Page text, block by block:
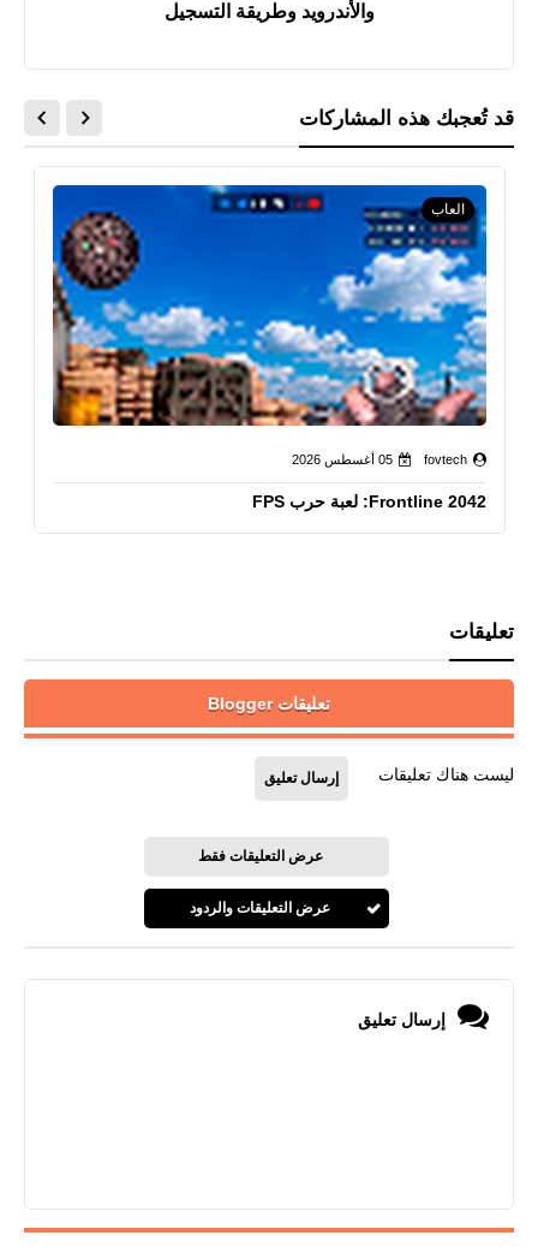
والأندرويد وطريقة التسجيل
قد تُعجبك هذه المشاركات
العاب
fovtech 05 أغسطس 2026
Frontline 2042: لعبة حرب FPS
تعليقات
تعليقات Blogger
ليست هناك تعليقات إرسال تعليق
عرض التعليقات فقط
عرض التعليقات والردود
إرسال تعليق